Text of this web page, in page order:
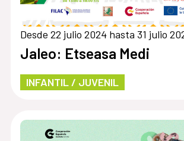
Desde 22 julio 2024 hasta 31 julio
Jaleo: Etseasa Medi
INFANTIL / JUVENIL